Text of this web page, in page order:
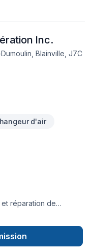
grâce à une
Inc.
Blainville, J7C
d'air
réparation de
Quartz
techniciens qualifiés
de votre confort !